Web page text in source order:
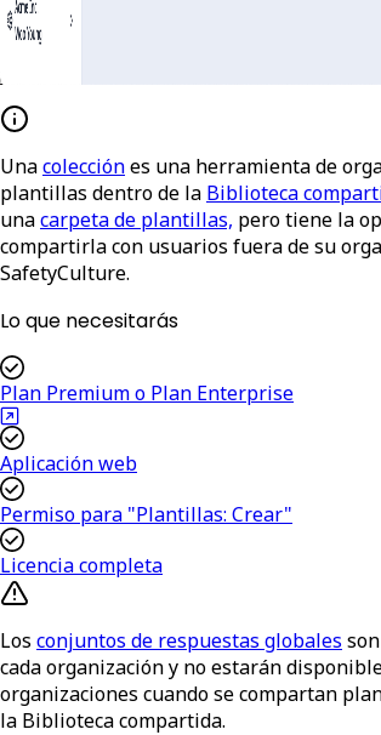
Unacolecciónes una herramienta de
plantillas dentro de la Biblioteca
unacarpeta de plantillas, pero tiene la
compartirla con usuarios fuera de su
SafetyCulture.
Lo que necesitarás
Plan Premium o Plan Enterprise
Aplicación web
Permiso para "Plantillas: Crear"
Licencia completa
Los conjuntos de respuestas globales
cada organización y no estarán
organizaciones cuando se compartan
la Biblioteca compartida.